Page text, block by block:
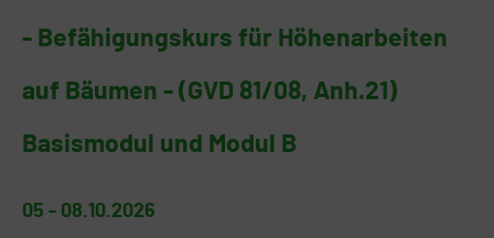
- Befähigungskurs für Höhenarbeiten
auf Bäumen - (GVD 81/08, Anh.21)
Basismodul und Modul B
05 - 08.10.2026